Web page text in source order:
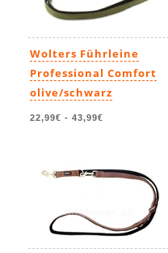
Wolters Führleine
Professional Comfort
olive/schwarz
22,99€ - 43,99€